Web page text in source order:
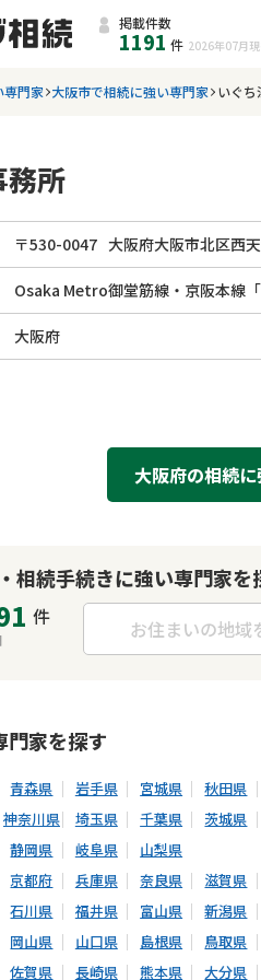
掲載件数
1191 件 2026年07月
専門家 大阪市で相続に強い専門家 いぐち
務所
〒530-0047 大阪府大阪市北区西
Osaka Metro御堂筋線・京阪本線「
大阪府
大阪府の相続
相続手続きに強い専門家を
件 お住まいの地域
門家を探す
青森県 岩手県 宮城県 秋田県
神奈川県 埼玉県 千葉県 茨城県
静岡県 岐阜県
山梨県
京都府 兵庫県 奈良県 滋賀県
石川県 福井県 富山県 新潟県
岡山県 山口県 島根県 鳥取県
佐賀県 長崎県 熊本県 大分県